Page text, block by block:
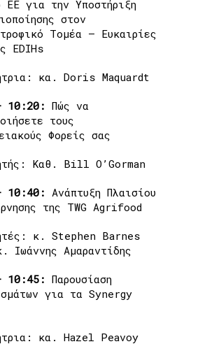
ΕΕ για την Υποστήριξη
στον
Τομέα – Ευκαιρίες
EDIHs
κα. Doris Maquardt
10:20: Πώς να
τους
Φορείς σας
Καθ. Bill O’Gorman
10:40: Ανάπτυξη Πλαισίου
της TWG Agrifood
κ. Stephen Barnes
Ιωάννης Αμαραντίδης
10:45: Παρουσίαση
για τα Synergy
κα. Hazel Peavoy